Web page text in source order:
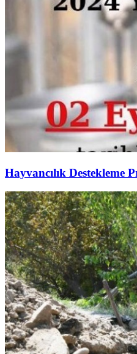
Hayvancılık Destekleme